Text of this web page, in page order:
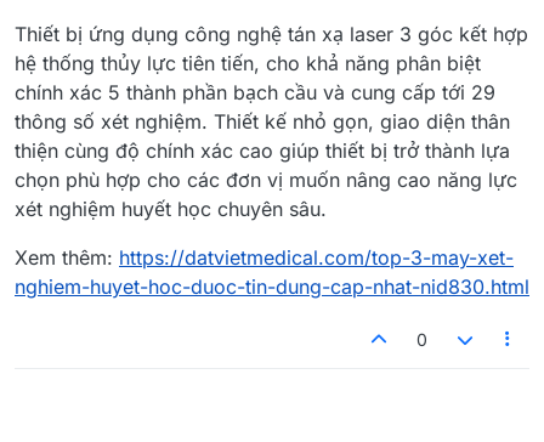
Thiết bị ứng dụng công nghệ tán xạ laser 3 góc kết hợp
hệ thống thủy lực tiên tiến, cho khả năng phân biệt
chính xác 5 thành phần bạch cầu và cung cấp tới 29
thông số xét nghiệm. Thiết kế nhỏ gọn, giao diện thân
thiện cùng độ chính xác cao giúp thiết bị trở thành lựa
chọn phù hợp cho các đơn vị muốn nâng cao năng lực
xét nghiệm huyết học chuyên sâu.
Xem thêm: https://datvietmedical.com/top-3-may-xet-
nghiem-huyet-hoc-duoc-tin-dung-cap-nhat-nid830.html
0